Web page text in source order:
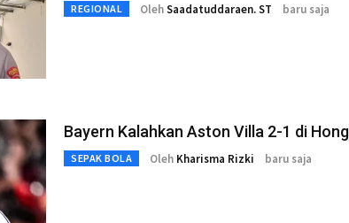
REGIONAL OlehSaadatuddaraen. ST baru saja
Bayern Kalahkan Aston Villa 2-1 di
SEPAK BOLA Oleh Kharisma Rizki baru saja